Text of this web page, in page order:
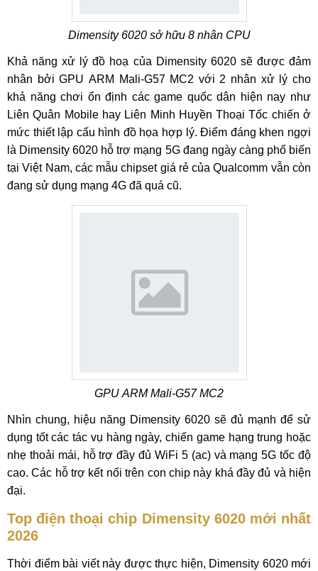
Dimensity 6020 sở hữu 8 nhân CPU
Khả năng xử lý đồ hoạ của Dimensity 6020 sẽ được đảm
nhân bởi GPU ARM Mali-G57 MC2 với 2 nhân xử lý cho
khả năng chơi ổn định các game quốc dân hiện nay như
Liên Quân Mobile hay Liên Minh Huyền Thoại Tốc chiến ở
mức thiết lập cấu hình đồ họa hợp lý. Điểm đáng khen ngợi
là Dimensity 6020 hỗ trợ mạng 5G đang ngày càng phổ biến
tại Việt Nam, các mẫu chipset giá rẻ của Qualcomm vẫn còn
đang sử dụng mạng 4G đã quá cũ.
GPU ARM Mali-G57 MC2
Nhìn chung, hiệu năng Dimensity 6020 sẽ đủ mạnh để sử
dụng tốt các tác vụ hàng ngày, chiến game hạng trung hoặc
nhẹ thoải mái, hỗ trợ đầy đủ WiFi 5 (ac) và mạng 5G tốc độ
cao. Các hỗ trợ kết nối trên con chip này khá đầy đủ và hiện
đại.
Top điện thoại chip Dimensity 6020 mới nhất
2026
Thời điểm bài viết này được thực hiện, Dimensity 6020 mới